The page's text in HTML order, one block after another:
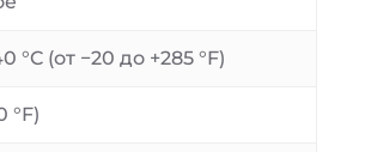
°C (от −20 до +285 °F)
°F)